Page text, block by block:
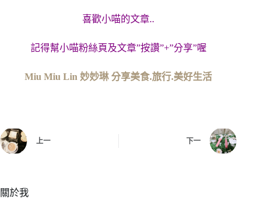
喜歡小喵的文章..
記得幫小喵粉絲頁及文章”按讚”+”分享”喔
Miu Miu Lin 妙妙琳 分享美食.旅行.美好生活
上一 下一
關於我